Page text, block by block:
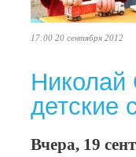
17:00 20 сентября 2012
Николай
детские
Вчера, 19